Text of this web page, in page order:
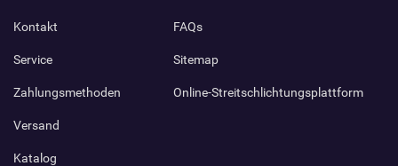
Kontakt
Service
Zahlungsmethoden
Versand
Katalog
FAQs
Sitemap
Online-Streitschlichtungsplattform